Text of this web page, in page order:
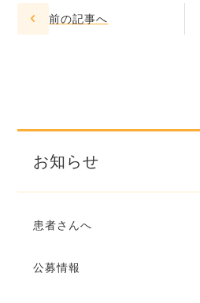
お知らせ
患者さんへ
公募情報
前の記事へ